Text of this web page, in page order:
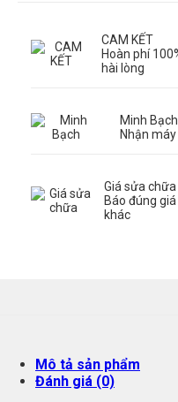
CAM KẾT
Hoàn phí
hài lòng
Minh Bạch
Nhận
Giá sửa chữa
Báo đúng
khác
Mô tả sản phẩm
Đánh giá (0)